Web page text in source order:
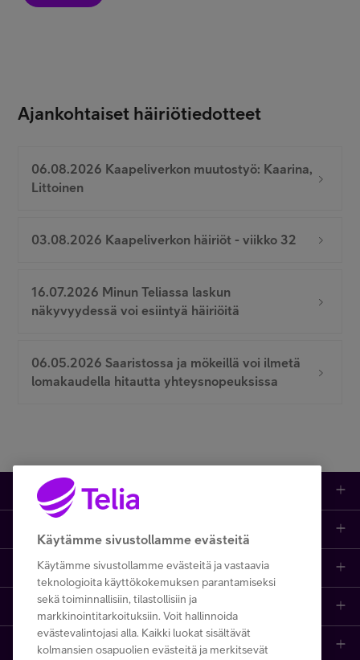
Ajankohtaiset häiriötiedotteet
06.08.2026 Kaapeliverkon muutostyö: Kaarina,
Littoinen
03.08.2026 Kaapeliverkon häiriöt - viikko 32
16.07.2026 Minun Teliassa laskun
näkyvyydessä voi esiintyä häiriöitä
06.05.2026 Saaristossa ja mökeillä voi ilmetä
lomakaudella hitautta yhteysnopeuksissa
Kauppa
Puhelinliittymät
Mobiililaajakaista
Kodin laajakaista
Tarjoukset
iPhone 17
Samsung S26
Asiakastuki netissä
Etsi apua ja ohjeita
Tilauksen peruuttaminen
Ota yhteyttä
Asiakaspalvelun yhteystiedot
Telia Finland
Käytämme sivustollamme evästeitä
Käytämme sivustollamme evästeitä ja vastaavia
teknologioita käyttökokemuksen parantamiseksi
sekä toiminnallisiin, tilastollisiin ja
markkinointitarkoituksiin. Voit hallinnoida
evästevalintojasi alla. Kaikki luokat sisältävät
kolmansien osapuolien evästeitä ja merkitsevät